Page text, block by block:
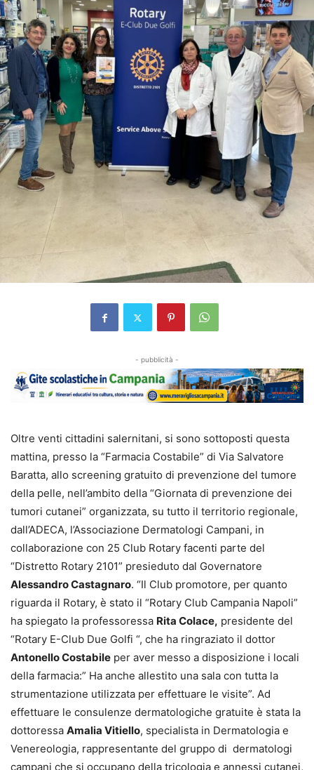
- pubblicità -
Oltre venti cittadini salernitani, si sono sottoposti questa
mattina, presso la “Farmacia Costabile” di Via Salvatore
Baratta, allo screening gratuito di prevenzione del tumore
della pelle, nell’ambito della “Giornata di prevenzione dei
tumori cutanei” organizzata, su tutto il territorio regionale,
dall’ADECA, l’Associazione Dermatologi Campani, in
collaborazione con 25 Club Rotary facenti parte del
“Distretto Rotary 2101” presieduto dal Governatore
Alessandro Castagnaro. “Il Club promotore, per quanto
riguarda il Rotary, è stato il “Rotary Club Campania Napoli”
ha spiegato la professoressa Rita Colace, presidente del
“Rotary E-Club Due Golfi “, che ha ringraziato il dottor
Antonello Costabile per aver messo a disposizione i locali
della farmacia:” Ha anche allestito una sala con tutta la
strumentazione utilizzata per effettuare le visite”. Ad
effettuare le consulenze dermatologiche gratuite è stata la
dottoressa Amalia Vitiello, specialista in Dermatologia e
Venereologia, rappresentante del gruppo di dermatologi
campani che si occupano della tricologia e annessi cutanei,